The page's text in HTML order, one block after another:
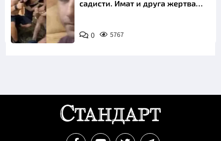
садисти. Имат и друга жертва
0 5767